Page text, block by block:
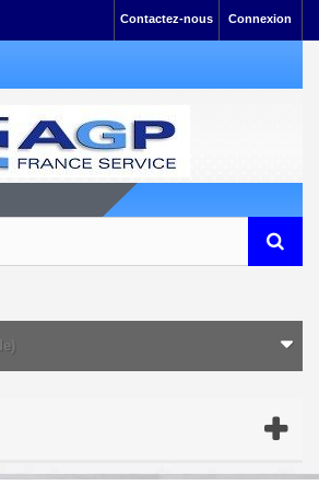
Connexion
Contactez-nous